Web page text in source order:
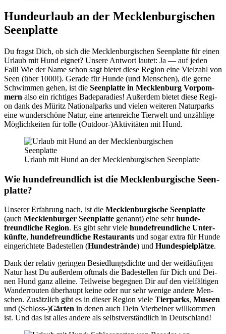
Hun­de­ur­laub an der Meck­len­bur­gi­schen
Seen­plat­te
Du fragst Dich, ob sich die Meck­len­bur­gi­schen Seen­plat­te für einen
Urlaub mit Hund eig­net? Unse­re Ant­wort lau­tet: Ja — auf jeden
Fall! Wie der Name schon sagt bie­tet die­se Regi­on eine Viel­zahl von
Seen (über 1000!). Gera­de für Hun­de (und Men­schen), die ger­ne
Schwim­men gehen, ist die Seen­plat­te in Meck­len­burg Vor­pom­
mern also ein rich­ti­ges Bade­pa­ra­dies! Außer­dem bie­tet die­se Regi­
on dank des Müritz Natio­nal­parks und vie­len wei­te­ren Natur­parks
eine wun­der­schö­ne Natur, eine arten­rei­che Tier­welt und unzäh­li­ge
Mög­lich­kei­ten für tol­le (Outdoor-)Aktivitäten mit Hund.
Urlaub mit Hund an der Meck­len­bur­gi­schen Seen­plat­te
Wie hun­de­freund­lich ist die Meck­len­bur­gi­sche Seen­
plat­te?
Unse­rer Erfah­rung nach, ist die Meck­len­bur­gi­sche Seen­plat­te
(auch Meck­len­bur­ger Seen­plat­te genannt) eine sehrhun­de­
freund­li­che Regi­on. Es gibt sehr vie­le hun­de­freund­li­che Unter­
künf­te, hun­de­freund­li­che Restau­rants und sogar extra für Hun­de
ein­ge­rich­te­te Bade­stel­len (Hun­de­strän­de) und Hun­de­spiel­plät­ze.
Dank der rela­tiv gerin­gen Besied­lungs­dich­te und der weit­läu­fi­gen
Natur hast Du außer­dem oft­mals die Bade­stel­len für Dich und Dei­
nen Hund ganz allei­ne. Teil­wei­se begeg­nen Dir auf den viel­fäl­ti­gen
Wan­der­rou­ten über­haupt kei­ne oder nur sehr weni­ge ande­re Men­
schen. Zusätz­lich gibt es in die­ser Regi­on vie­le Tier­parks, Muse­en
und (Schloss-)Gär­ten in denen auch Dein Vier­bei­ner will­kom­men
ist. Und das ist alles ande­re als selbst­ver­ständ­lich in Deutsch­land!